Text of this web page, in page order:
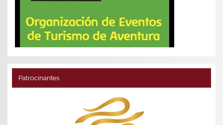
Patrocinantes